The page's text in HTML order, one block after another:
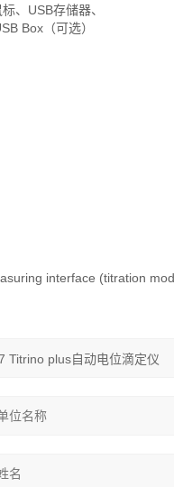
、USB存储器、
Box（可选）
interface (titration